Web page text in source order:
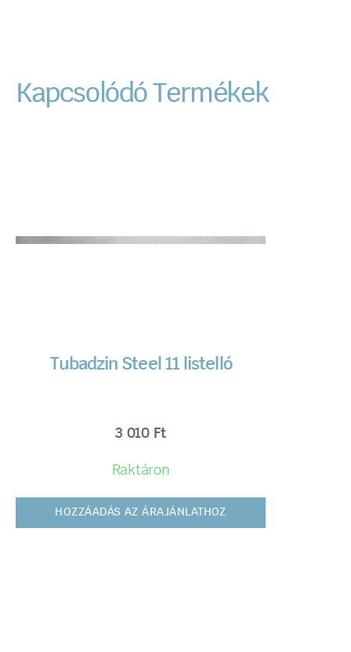
Kapcsolódó Termékek
Tubadzin Steel 11 listelló
3 010 Ft
Raktáron
HOZZÁADÁS AZ ÁRAJÁNLATHOZ